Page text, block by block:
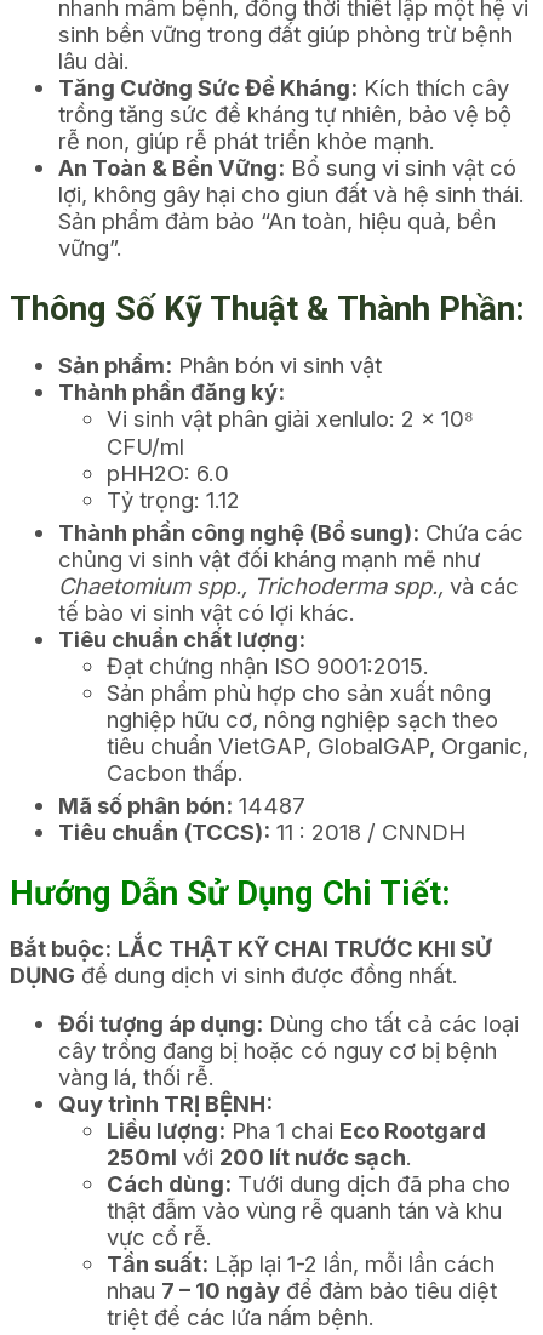
nhanh mầm bệnh, đồng thời thiết lập một hệ vi
sinh bền vững trong đất giúp phòng trừ bệnh
lâu dài.
Tăng Cường Sức Đề Kháng: Kích thích cây
trồng tăng sức đề kháng tự nhiên, bảo vệ bộ
rễ non, giúp rễ phát triển khỏe mạnh.
An Toàn & Bền Vững: Bổ sung vi sinh vật có
lợi, không gây hại cho giun đất và hệ sinh thái.
Sản phẩm đảm bảo “An toàn, hiệu quả, bền
vững”.
Thông Số Kỹ Thuật & Thành Phần:
Sản phẩm: Phân bón vi sinh vật
Thành phần đăng ký:
Vi sinh vật phân giải xenlulo: 2 x 10⁸
CFU/ml
pHH2O: 6.0
Tỷ trọng: 1.12
Thành phần công nghệ (Bổ sung): Chứa các
chủng vi sinh vật đối kháng mạnh mẽ như
Chaetomium spp., Trichoderma spp., và các
tế bào vi sinh vật có lợi khác.
Tiêu chuẩn chất lượng:
Đạt chứng nhận ISO 9001:2015.
Sản phẩm phù hợp cho sản xuất nông
nghiệp hữu cơ, nông nghiệp sạch theo
tiêu chuẩn VietGAP, GlobalGAP, Organic,
Cacbon thấp.
Mã số phân bón: 14487
Tiêu chuẩn (TCCS): 11 : 2018 / CNNDH
Hướng Dẫn Sử Dụng Chi Tiết:
Bắt buộc: LẮC THẬT KỸ CHAI TRƯỚC KHI SỬ
DỤNG để dung dịch vi sinh được đồng nhất.
Đối tượng áp dụng: Dùng cho tất cả các loại
cây trồng đang bị hoặc có nguy cơ bị bệnh
vàng lá, thối rễ.
Quy trình TRỊ BỆNH:
Liều lượng: Pha 1 chai Eco Rootgard
250ml với 200 lít nước sạch.
Cách dùng: Tưới dung dịch đã pha cho
thật đẫm vào vùng rễ quanh tán và khu
vực cổ rễ.
Tần suất: Lặp lại 1-2 lần, mỗi lần cách
nhau 7 – 10 ngày để đảm bảo tiêu diệt
triệt để các lứa nấm bệnh.